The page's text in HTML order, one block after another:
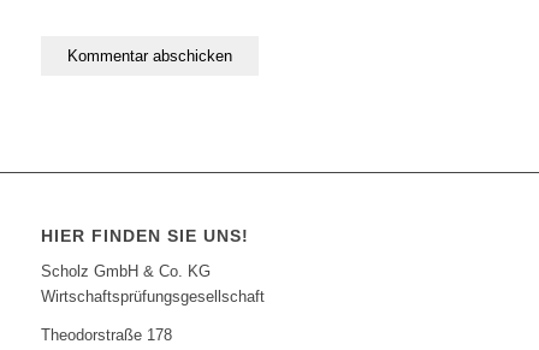
HIER FINDEN SIE UNS!
Scholz GmbH & Co. KG
Wirtschaftsprüfungsgesellschaft
Theodorstraße 178